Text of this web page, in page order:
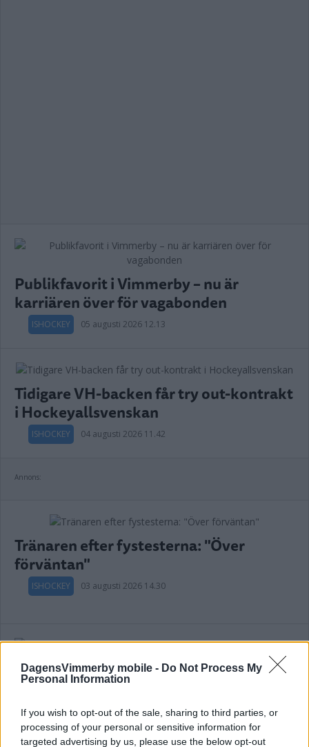
DagensVimmerby mobile - Do Not Process My
Personal Information
If you wish to opt-out of the sale, sharing to third parties, or
processing of your personal or sensitive information for
targeted advertising by us, please use the below opt-out
Publikfavorit i Vimmerby – nu är
karriären över för vagabonden
ISHOCKEY 05 augusti 2026 12.13
Tidigare VH-backen får try out-kontrakt
i Hockeyallsvenskan
ISHOCKEY 04 augusti 2026 11.42
Annons:
Tränaren efter fystesterna: "Över
förväntan"
ISHOCKEY 03 augusti 2026 14.30
SHL-meriterade Hampus får nyckelroll:
"Alltid pirrigt i början"
ISHOCKEY 03 augusti 2026 14.11